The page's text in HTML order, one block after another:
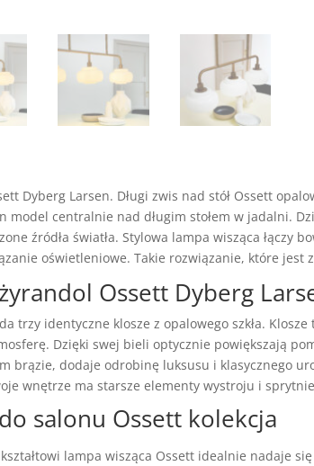
Dyberg Larsen. Długi zwis nad stół Ossett
model centralnie nad długim stołem w jadalni.
źródła światła. Stylowa lampa wisząca łączy
oświetleniowe. Takie rozwiązanie, które
Ossett Dyberg
trzy identyczne klosze z opalowego szkła.
Dzięki swej bieli optycznie powiększają
brązie, dodaje odrobinę luksusu i klasycznego
wnętrze ma starsze elementy wystroju i
salonu Ossett kolekcja
lampa wisząca Ossett idealnie nadaje